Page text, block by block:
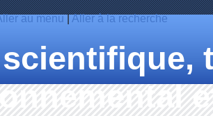
au menu|Aller à la recherche